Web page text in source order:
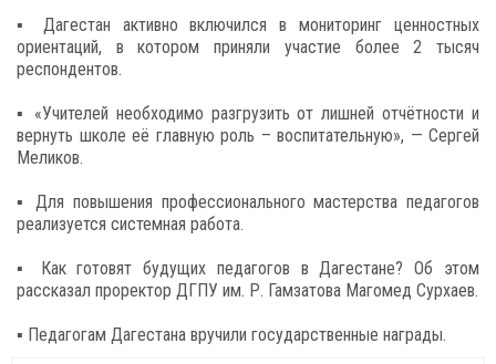
▪️ Дагестан активно включился в мониторинг ценностных
ориентаций, в котором приняли участие более 2 тысяч
респондентов.
▪️ «Учителей необходимо разгрузить от лишней отчётности и
вернуть школе её главную роль – воспитательную», — Сергей
Меликов.
▪️ Для повышения профессионального мастерства педагогов
реализуется системная работа.
▪️ Как готовят будущих педагогов в Дагестане? Об этом
рассказал проректор ДГПУ им. Р. Гамзатова Магомед Сурхаев.
▪️ Педагогам Дагестана вручили государственные награды.